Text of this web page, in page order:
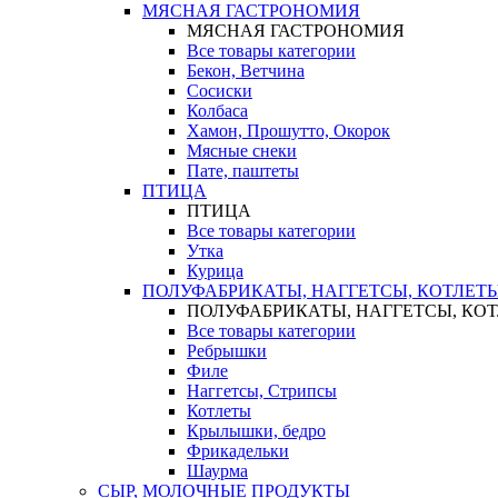
МЯСНАЯ ГАСТРОНОМИЯ
МЯСНАЯ ГАСТРОНОМИЯ
Все товары категории
Бекон, Ветчина
Сосиски
Колбаса
Хамон, Прошутто, Окорок
Мясные снеки
Пате, паштеты
ПТИЦА
ПТИЦА
Все товары категории
Утка
Курица
ПОЛУФАБРИКАТЫ, НАГГЕТСЫ,
ПОЛУФАБРИКАТЫ, НАГГЕТСЫ,
Все товары категории
Ребрышки
Филе
Наггетсы, Стрипсы
Котлеты
Крылышки, бедро
Фрикадельки
Шаурма
СЫР, МОЛОЧНЫЕ ПРОДУКТЫ